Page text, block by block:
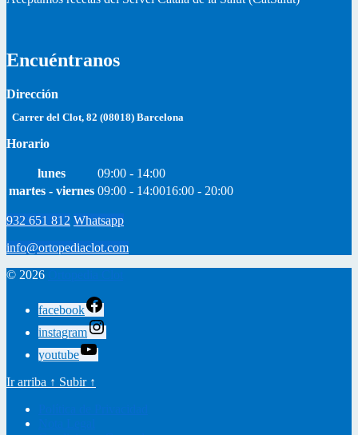
Encuéntranos
Dirección
Carrer del Clot, 82 (08018) Barcelona
Horario
lunes
09:00 - 14:00
martes - viernes 09:00 - 14:0016:00 - 20:00
932 651 812 Whatsapp
info@ortopediaclot.com
© 2026
facebook
instagram
youtube
Ir arriba ↑ Subir ↑